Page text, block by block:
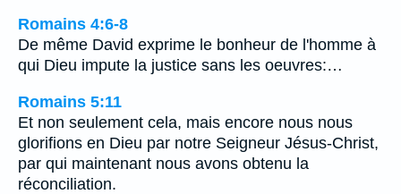
Romains 4:6-8
De même David exprime le bonheur de l'homme à
qui Dieu impute la justice sans les oeuvres:…
Romains 5:11
Et non seulement cela, mais encore nous nous
glorifions en Dieu par notre Seigneur Jésus-Christ,
par qui maintenant nous avons obtenu la
réconciliation.